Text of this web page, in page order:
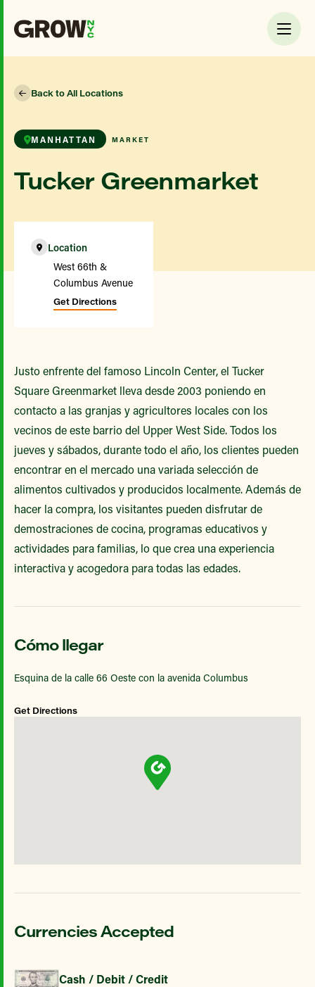
Back to All Locations
MANHATTAN MARKET
Tucker Greenmarket
Location
West 66th &
Columbus Avenue
Get Directions
Justo enfrente del famoso Lincoln Center, el Tucker
Square Greenmarket lleva desde 2003 poniendo en
contacto a las granjas y agricultores locales con los
vecinos de este barrio del Upper West Side. Todos los
jueves y sábados, durante todo el año, los clientes pueden
encontrar en el mercado una variada selección de
alimentos cultivados y producidos localmente. Además de
hacer la compra, los visitantes pueden disfrutar de
demostraciones de cocina, programas educativos y
actividades para familias, lo que crea una experiencia
interactiva y acogedora para todas las edades.
Cómo llegar
Esquina de la calle 66 Oeste con la avenida Columbus
Get Directions
Currencies Accepted
Cash / Debit / Credit